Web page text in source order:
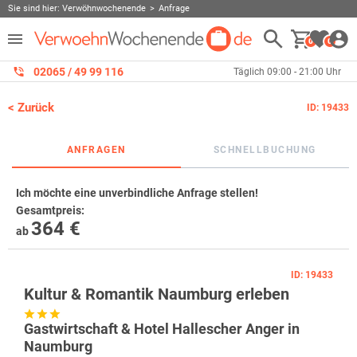
Sie sind hier: Verwöhnwochenende Anfrage
0 0
02065 / 49 ‌99 116 Täglich 09:00 - 21:00 Uhr
< Zurück ID: 19433
ANFRAGEN SCHNELLBUCHUNG
Ich möchte eine unverbindliche Anfrage stellen!
Gesamtpreis:
ab364 €
ID: 19433
Kultur & Romantik Naumburg erleben
Gastwirtschaft & Hotel Hallescher Anger in
Naumburg